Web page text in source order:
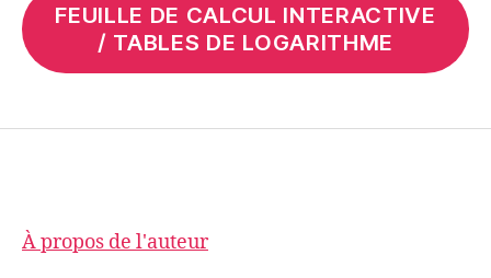
FEUILLE DE CALCUL INTERACTIVE
/ TABLES DE LOGARITHME
À propos de l'auteur